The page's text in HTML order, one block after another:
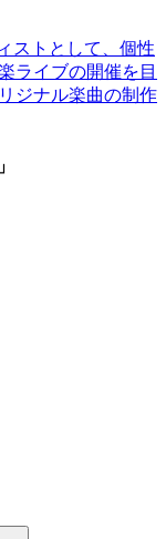
ストとして、個性
ライブの開催を目
ジナル楽曲の制作